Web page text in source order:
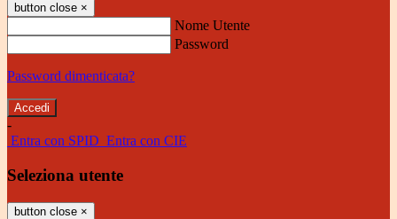
button close ×
Nome Utente
Password
Password dimenticata?
-
Entra con SPID Entra con CIE
Seleziona utente
button close ×